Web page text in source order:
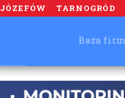
JÓZEFÓW TARNOGRÓD
Baza firm